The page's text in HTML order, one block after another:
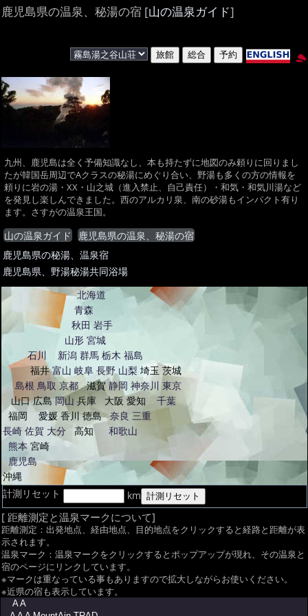
鹿児島県の温泉、秘湯の宿 [山の温泉ガイド]
九州、鹿児島は全く予備知識なし、本も持たずに地図のみ頼りに回りまし
たが韓国岳周辺でAクラスの秘湯にめぐり合い、野湯も多くの方の情報を
頼りに岩の湯・XX・山之城（進入禁止、自己責任）・和気・和気川湯など
を発見し楽しんできました。西のアルカリ泉、南の砂湯もインパクト有り
ます。さすがの温泉王国。
山の温泉ガイド
鹿児島県の温泉、秘湯の宿
鹿児島県の秘湯、温泉宿
鹿児島県、野湯秘湯共同浴場
北海道
青森
秋田 岩手
山形 宮城
石川
新潟 群馬 栃木 福島
福井 富山 岐阜 長野 山梨 埼玉 茨城
島根 鳥取 京都 滋賀 静岡 神奈川 東京
山口 広島 岡山 兵庫 大阪 愛知
千葉
福岡
愛媛 香川 徳島 奈良 三重
長崎 佐賀 大分 高知
和歌山
熊本 宮崎
鹿児島
沖縄
計測リセット km
[ 距離測定と温泉マークについて]
距離測定：出発地点、経由地点、目的地点をクリックすると経路と距離が表
示されます。
温泉マーク：温泉マークをクリックするとポップアップが現れ、その温泉と
宿のページにリンクしています。
※マークは重なっている事もありますので拡大しながらお使いください。
※近県の宿も表示しています。
A A